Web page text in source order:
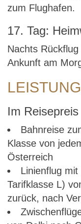
zum Flughafen.
17. Tag:
Nachts
Ankunft am
Im
Bahnreise
Klasse von
Österreich
Linienflug
Tarifklasse L)
zurück, nach